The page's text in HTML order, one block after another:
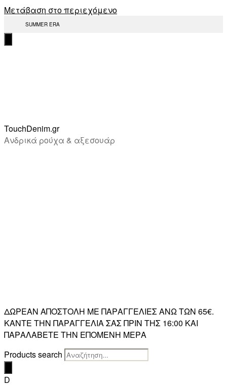
Μετάβαση στο περιεχόμενο
SUMMER ERA
TouchDenim.gr
Ανδρικά ρούχα & αξεσουάρ
ΔΩΡΕΑΝ ΑΠΟΣΤΟΛΗ ΜΕ ΠΑΡΑΓΓΕΛΙΕΣ ΑΝΩ ΤΩΝ 65€.
ΚΑΝΤΕ ΤΗΝ ΠΑΡΑΓΓΕΛΙΑ ΣΑΣ ΠΡΙΝ ΤΗΣ 16:00 ΚΑΙ
ΠΑΡΑΛΑΒΕΤΕ ΤΗΝ ΕΠΟΜΕΝΗ ΜΕΡΑ
Products search
D